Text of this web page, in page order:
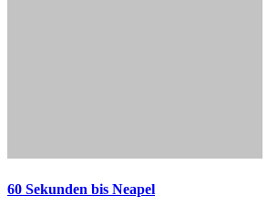
60 Sekunden bis Neapel